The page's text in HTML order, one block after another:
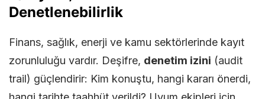
Denetlenebilirlik
Finans, sağlık, enerji ve kamu sektörlerinde kayıt
zorunluluğu vardır. Deşifre, denetim izini (audit
trail) güçlendirir: Kim konuştu, hangi kararı önerdi,